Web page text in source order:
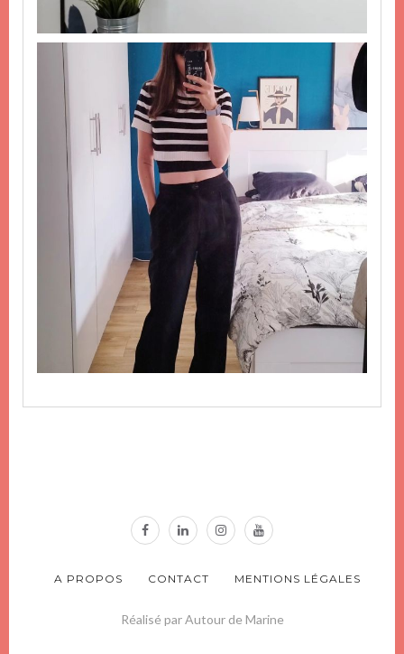
A PROPOS CONTACT MENTIONS LÉGALES
Réalisé par Autour de Marine